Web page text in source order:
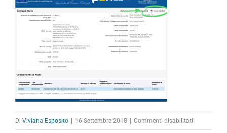
Di Viviana Esposito | 16 Settembre 2018 | Commenti disabilitati